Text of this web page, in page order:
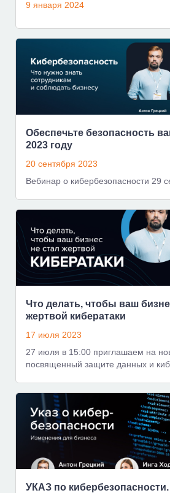
9 января 2024
Обеспечьте безопасность
2023 году
20 сентября 2023
Вебинар о кибербезопасности 29
Что делать, чтобы ваш
жертвой кибератаки
17 июля 2023
27 июля в 15:00 приглашаем на
посвященный защите данных и
УКАЗ по